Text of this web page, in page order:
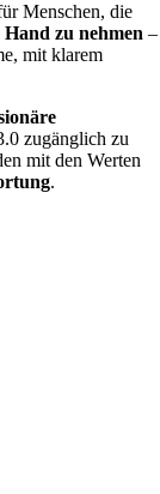
Menschen, die
zu nehmen –
mit klarem
zugänglich zu
mit den Werten
.